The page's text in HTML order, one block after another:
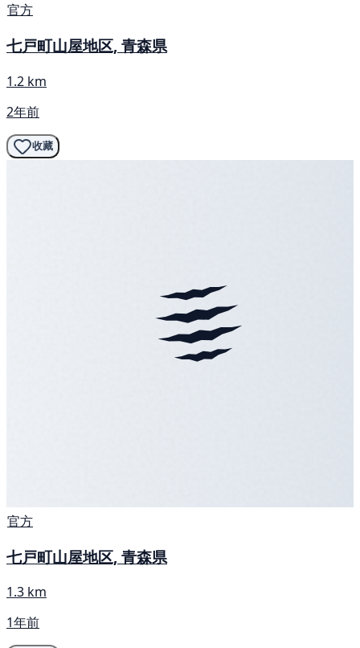
官方
七戸町山屋地区, 青森県
1.2 km
2年前
收藏
官方
七戸町山屋地区, 青森県
1.3 km
1年前